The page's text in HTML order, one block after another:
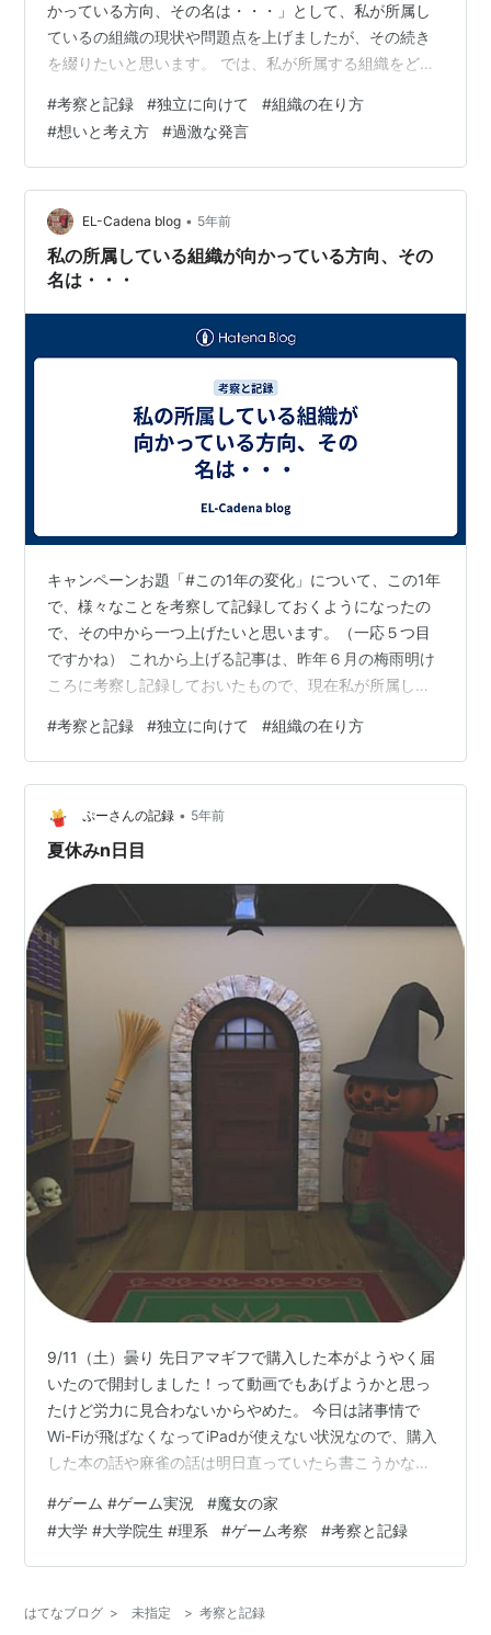
かっている方向、その名は・・・」として、私が所属し
ているの組織の現状や問題点を上げましたが、その続き
を綴りたいと思います。 では、私が所属する組織をどう
う。「お前みたいな人間が、早く偉くなって組織を変え
ていかなければいけない。」と。私は即答する。「いや
無理です笑。無理なことは分かりきっているので、これ
以上自分の心をすり減らしたくはありません笑。」そし
て理解ある人は諦める事になる。私は既に結論を導き出
している。この組織には、既得権益を手放しなくな…
#考察と記録 #独立に向けて #組織の在り方
#想いと考え方 #過激な発言
EL-Cadena blog • 5年前
私の所属している組織が向かっている方向、その
名は・・・
キャンペーンお題「#この1年の変化」について、この1年
で、様々なことを考察して記録しておくようになったの
で、その中から一つ上げたいと思います。（一応５つ目
ですかね） これから上げる記事は、昨年６月の梅雨明け
ころに考察し記録しておいたもので、現在私が所属して
ておいた内容です。 その組織について、今はまだ所属中
なので明らかにするのは控えさせていただいています
が、いつか独立した際には明らかにするつもりなので、
このブログを読んでくださっている方々には、推測と答
え合わせを楽しんで頂けたら幸いです。 それでは綴らせ
#考察と記録 #独立に向けて #組織の在り方
ぷーさんの記録 • 5年前
夏休みn日目
9/11（土）曇り 先日アマギフで購入した本がようやく届
いたので開封しました！って動画でもあげようかと思っ
たけど労力に見合わないからやめた。 今日は諸事情で
Wi-Fiが飛ばなくなってiPadが使えない状況なので、購入
した本の話や麻雀の話は明日直っていたら書こうかな。
考察をして披露したら、内容が結構当たっていた思考過
程を載せようと思う。 ゲームの名前は『魔女の家』 脱出
ゲーム - 魔女の家からの脱出 MasayukiKomatsu Amazon
レベルで軽く流して欲しい。かなり長いから。（1/n…
#ゲーム #ゲーム実況 #魔女の家
#大学 #大学院生 #理系 #ゲーム考察 #考察と記録
はてなブログ > 未指定 > 考察と記録